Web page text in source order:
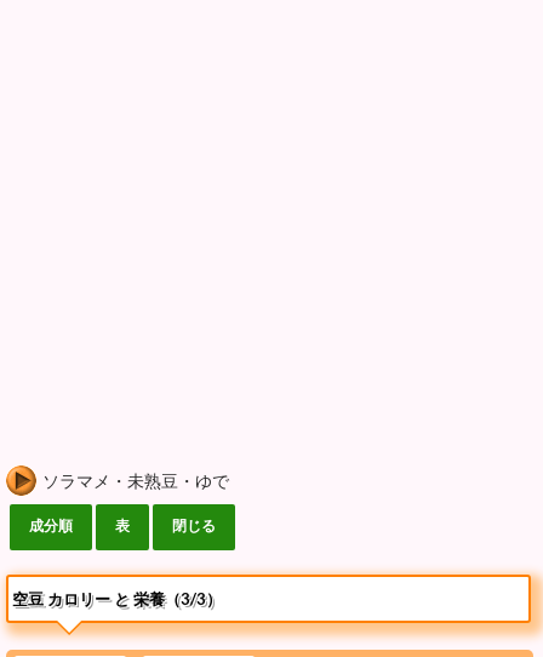
ソラマメ・未熟豆・ゆで
空豆 カロリー と 栄養（3/3）